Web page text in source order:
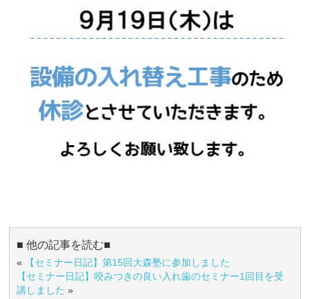
■ 他の記事を読む■
«
【セミナー日記】第15回大森塾に参加しました
【セミナー日記】咬みつきの良い入れ歯のセミナー1回目を受
講しました »